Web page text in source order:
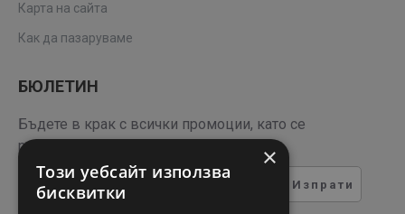
Карта на сайта
Как да пазаруваме
БЮЛЕТИН
Бъдете в крак с всички промоции, като се
регистрирате за нашия бюлетин
Изпрати
×
Този уебсайт използва
бисквитки